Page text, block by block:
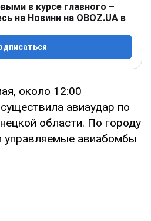
в курсе главного –
на Новини на OBOZ.UA в
около 12:00
авиаудар по
области. По городу
авиабомбы